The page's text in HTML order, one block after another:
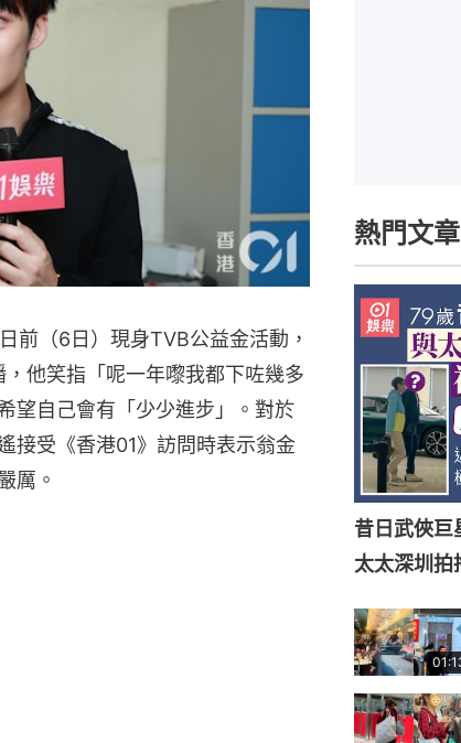
前（6日）現身TVB公益金活動，
他笑指「呢一年嚟我都下咗幾多
望自己會有「少少進步」。對於
接受《香港01》訪問時表示翁金
厲。
熱門文章
昔日武俠
太太深圳拍